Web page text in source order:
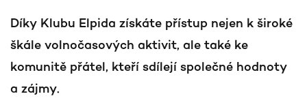
Díky Klubu Elpida získáte přístup nejen k široké
škále volnočasových aktivit, ale také ke
komunitě přátel, kteří sdílejí společné hodnoty
a zájmy.